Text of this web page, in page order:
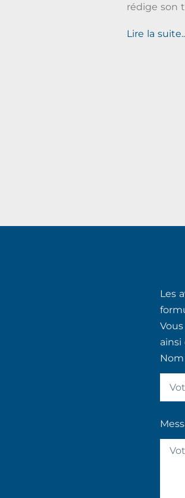
rédige son
Lire la
Les
ainsi
Nom